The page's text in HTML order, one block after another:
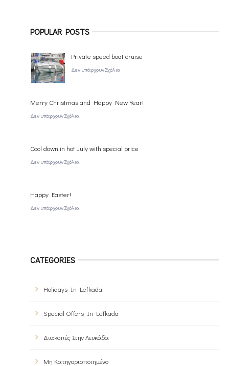
POPULAR POSTS
Private speed boat cruise
Δεν υπάρχουν Σχόλια
Merry Christmas and Happy New Year!
Δεν υπάρχουν Σχόλια
Cool down in hot July with special price
Δεν υπάρχουν Σχόλια
Happy Easter!
Δεν υπάρχουν Σχόλια
CATEGORIES
Holidays In Lefkada
Special Offers In Lefkada
Διακοπές Στην Λευκάδα
Μη Κατηγοριοποιημένο